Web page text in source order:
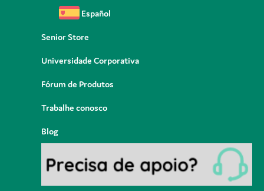
Español
Senior Store
Universidade Corporativa
Fórum de Produtos
Trabalhe conosco
Blog